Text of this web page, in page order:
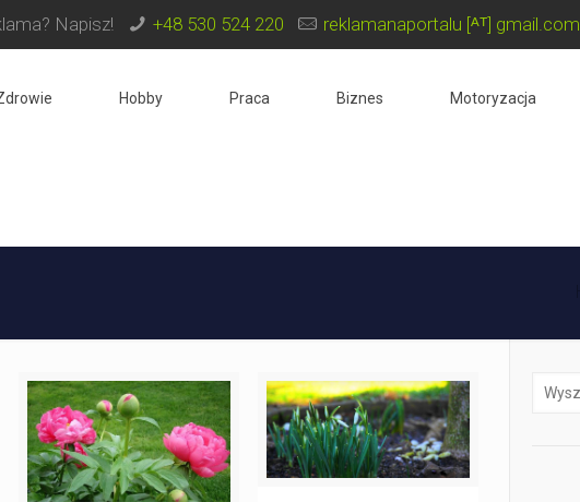
Napisz! +48 530 524 220 reklamanaportalu [ᴬᵀ] gmail.com
Hobby Praca Biznes Motoryzacja